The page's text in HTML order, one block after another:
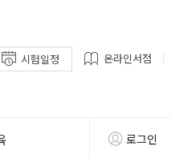
시험일정 온라인서점
로그인